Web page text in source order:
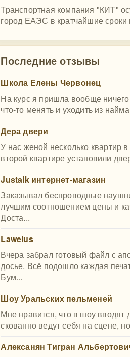
Транспортная компания "КИТ"
город ЕАЭС в кратчайшие сроки
Последние отзывы
Школа Елены Червонец
На курс я пришла вообще
что-то менять и уходить из
Дера двери
У нас женой несколько квартир
второй квартире установили
Justalk интернет-магазин
Заказывал беспроводные
лучшим соотношением цены и
Доста...
Laweius
Вчера забрал готовый файл с
досье. Всё подошло каждая
Бум...
Шоу Уральских пельменей
Мне нравится, что в шоу
скованно ведут себя на сцене,
Алексанян Тигран